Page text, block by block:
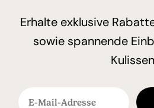
Erhalte exklusive
sowie spannende
Kulissen
E-Mail-Adresse